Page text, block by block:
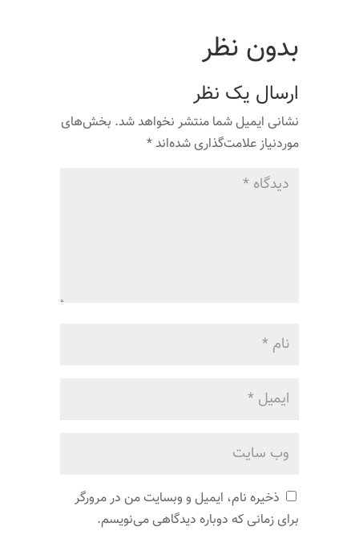
بدون نظر
ارسال یک نظر
نشانی ایمیل شما منتشر نخواهد شد. بخش‌های
موردنیاز علامت‌گذاری شده‌اند*
ذخیره نام، ایمیل و وبسایت من در مرورگر
برای زمانی که دوباره دیدگاهی می‌نویسم.